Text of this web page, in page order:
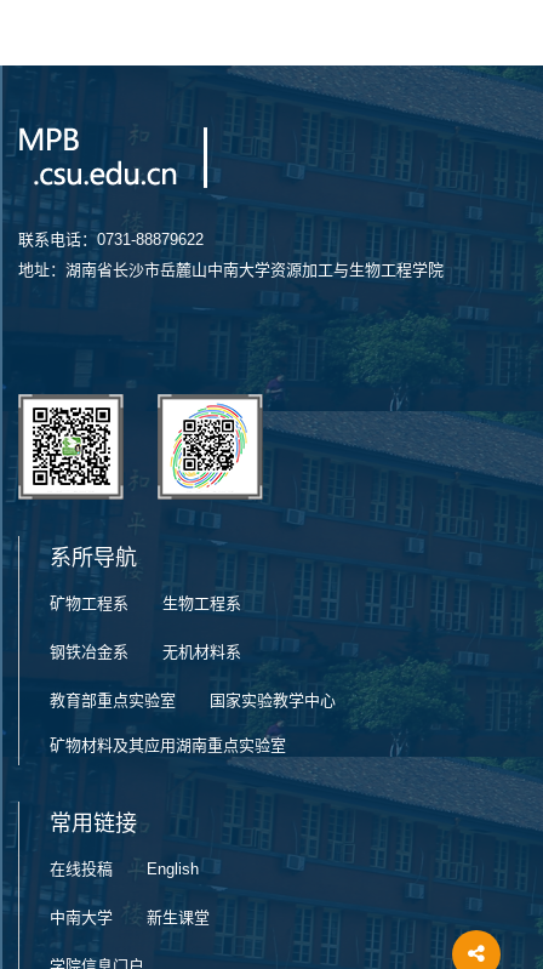
联系电话：0731-88879622
地址：湖南省长沙市岳麓山中南大学资源加工与生物工程学院
系所导航
矿物工程系 生物工程系
钢铁冶金系 无机材料系
教育部重点实验室 国家实验教学中心
矿物材料及其应用湖南重点实验室
常用链接
在线投稿 English
中南大学 新生课堂